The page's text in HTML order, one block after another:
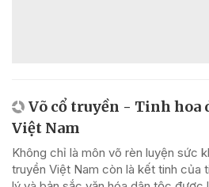
Võ cổ truyền - Tinh hoa
Việt Nam
Không chỉ là môn võ rèn luyện sức
truyền Việt Nam còn là kết tinh của